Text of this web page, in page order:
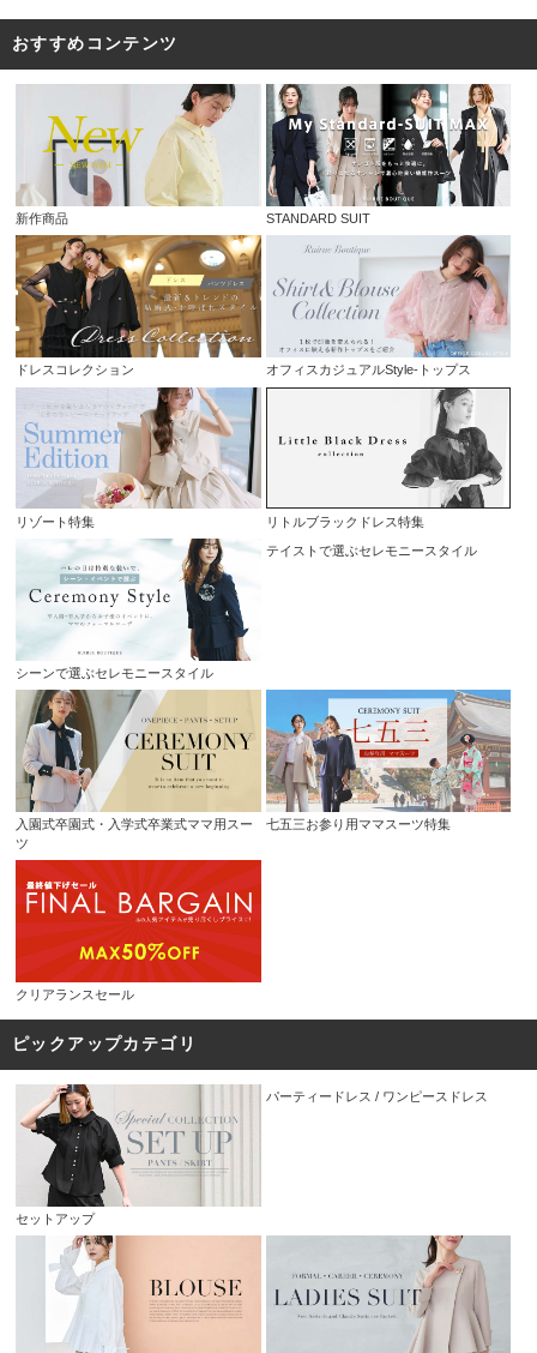
おすすめコンテンツ
新作商品 STANDARD SUIT
ドレスコレクション オフィスカジュアルStyle-トップス
リゾート特集 リトルブラックドレス特集
シーンで選ぶセレモニースタイル
入園式卒園式・入学式卒業式ママ用スー
ツ
七五三お参り用ママスーツ特集
クリアランスセール
ピックアップカテゴリ
セットアップ